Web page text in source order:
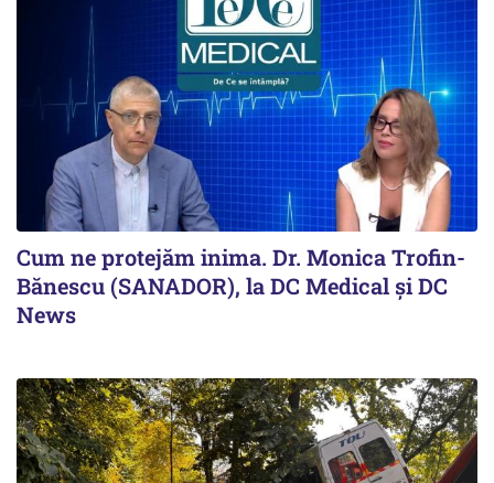
Cum ne protejăm inima. Dr. Monica Trofin-
Bănescu (SANADOR), la DC Medical și DC
News